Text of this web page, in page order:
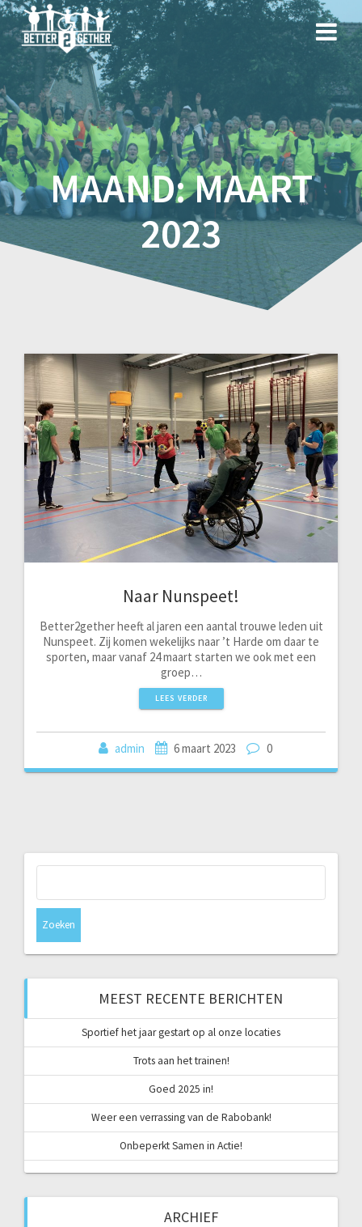
Spring
naar
inhoud
MAAND:MAART
2023
Naar Nunspeet!
Better2gether heeft al jaren een aantal trouwe leden uit
Nunspeet. Zij komen wekelijks naar ’t Harde om daar te
sporten, maar vanaf 24 maart starten we ook met een
groep…
LEES VERDER
admin 6 maart 2023 0
MEEST RECENTE BERICHTEN
Sportief het jaar gestart op al onze locaties
Trots aan het trainen!
Goed 2025 in!
Weer een verrassing van de Rabobank!
Onbeperkt Samen in Actie!
ARCHIEF